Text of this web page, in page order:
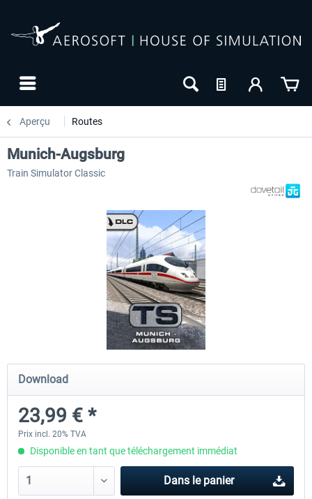
Aperçu Routes
Koeblitzer Mountain Route 3 reloaded
30,20 € *
VirtualTracks - Ringbahn
Munich-Augsburg
Train Simulator Classic
Download
23,99 € *
Prix incl. 20% TVA
Disponible en tant que téléchargement immédiat
Dans le panier